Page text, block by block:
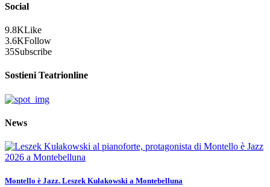
Social
9.8KLike
3.6KFollow
35Subscribe
Sostieni Teatrionline
News
Montello è Jazz. Leszek Kułakowski a Montebelluna